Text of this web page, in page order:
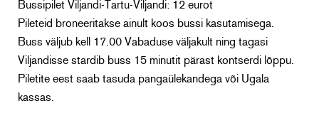
Bussipilet Viljandi-Tartu-Viljandi: 12 eurot
Pileteid broneeritakse ainult koos bussi kasutamisega.
Buss väljub kell 17.00 Vabaduse väljakult ning tagasi
Viljandisse stardib buss 15 minutit pärast kontserdi lõppu.
Piletite eest saab tasuda pangaülekandega või Ugala
kassas.